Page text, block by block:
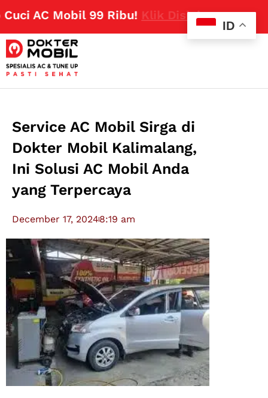
AC Mobil 99 Ribu!Klik Disini
Service AC Mobil Sirga di
Dokter Mobil Kalimalang,
Ini Solusi AC Mobil Anda
yang Terpercaya
December 17, 20248:19 am
ID